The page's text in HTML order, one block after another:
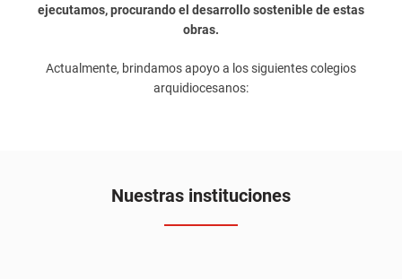
ejecutamos, procurando el desarrollo sostenible de estas
obras.
Actualmente, brindamos apoyo a los siguientes colegios
arquidiocesanos:
Nuestras instituciones